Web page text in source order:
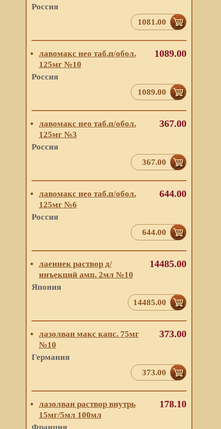
Россия
1081.00
лавомакс нео таб.п/обол.
125мг №10
Россия
1089.00
1089.00
лавомакс нео таб.п/обол.
125мг №3
Россия
367.00
367.00
лавомакс нео таб.п/обол.
125мг №6
Россия
644.00
644.00
лаеннек раствор д/
инъекций амп. 2мл №10
Япония
14485.00
14485.00
лазолван макс капс. 75мг
№10
Германия
373.00
373.00
лазолван раствор внутрь
15мг/5мл 100мл
178.10